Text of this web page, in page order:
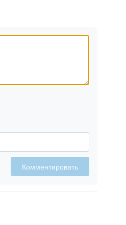
Комментировать